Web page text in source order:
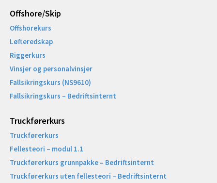
Offshore/Skip​
Offshorekurs
Løfteredskap
Riggerkurs
Vinsjer og personalvinsjer
Fallsikringskurs (NS9610)
Fallsikringskurs – Bedriftsinternt
Truckførerkurs
Truckførerkurs
Fellesteori – modul 1.1
Truckførerkurs grunnpakke – Bedriftsinternt
Truckførerkurs uten fellesteori – Bedriftsinternt